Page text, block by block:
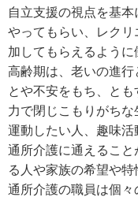
自立支援の視点を基
やってもらい、レク
加してもらえるように
高齢期は、老いの進
とや不安をもち、と
力で閉じこもりがちな
運動したい人、趣味
通所介護に通えるこ
る人や家族の希望や特
通所介護の職員は個